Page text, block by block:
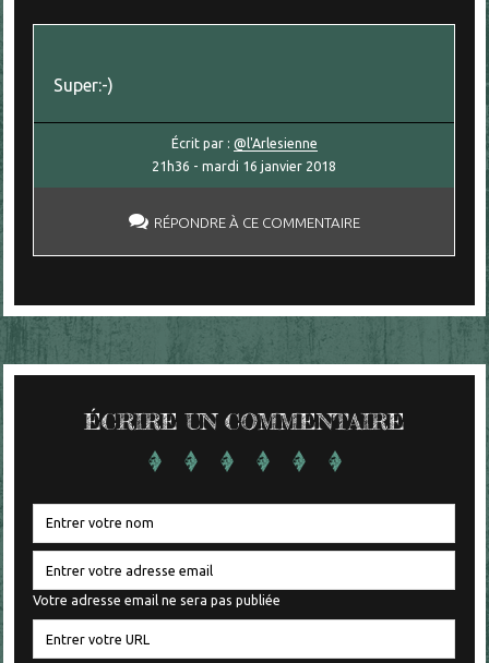
Super:-)
Écrit par : @l'Arlesienne
21h36 -mardi 16 janvier 2018
RÉPONDRE À CE COMMENTAIRE
ÉCRIRE UN COMMENTAIRE
Votre adresse email ne sera pas publiée